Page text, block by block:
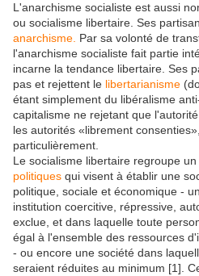
L'anarchisme socialiste est aussi
ou socialisme libertaire. Ses
anarchisme. Par sa volonté de
l'anarchisme socialiste fait partie
incarne la tendance libertaire. Ses
pas et rejettent le libertarianisme
étant simplement du libéralisme
capitalisme ne rejetant que
les autorités «librement
particulièrement.
Le socialisme libertaire regroupe
politiques qui visent à établir une
politique, sociale et économique -
institution coercitive, répressive,
exclue, et dans laquelle toute
égal à l'ensemble des ressources
- ou encore une société dans
seraient réduites au minimum [1].